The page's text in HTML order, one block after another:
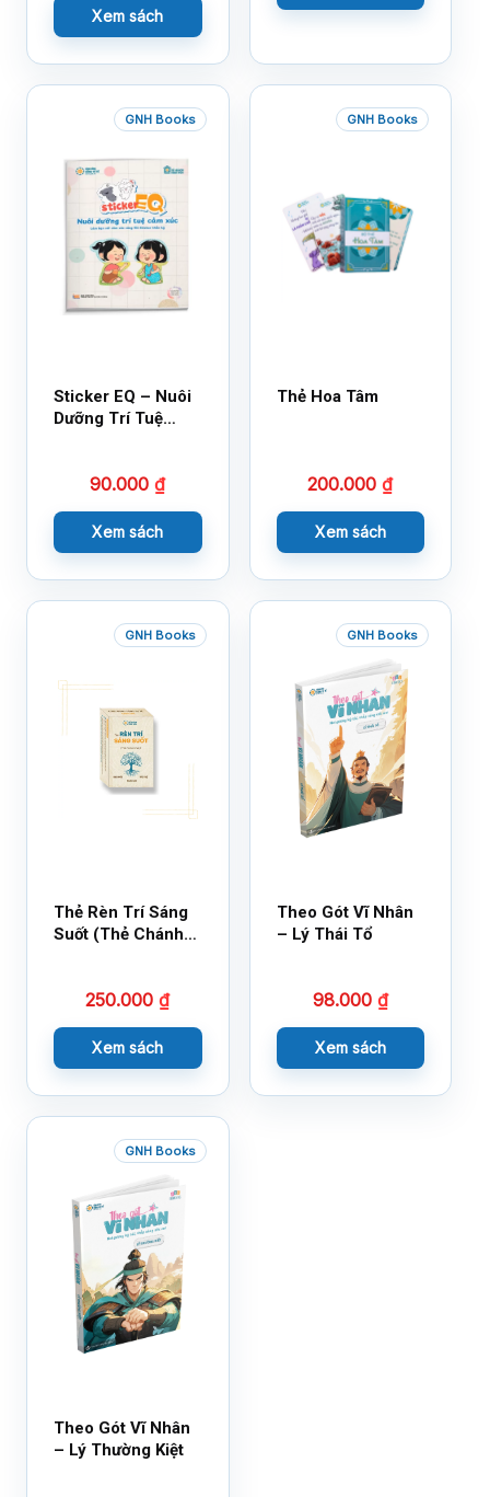
Xem sách
GNH Books
Sticker EQ – Nuôi
Dưỡng Trí Tuệ
Cùng 150 Sticker
90.000₫
Xem sách
GNH Books
Thẻ Hoa Tâm
200.000₫
Xem sách
GNH Books
Thẻ Rèn Trí Sáng
Suốt (Thẻ Chánh
250.000₫
Xem sách
GNH Books
Theo Gót Vĩ Nhân
– Lý Thái Tổ
98.000 ₫
Xem sách
GNH Books
Theo Gót Vĩ Nhân
– Lý Thường Kiệt